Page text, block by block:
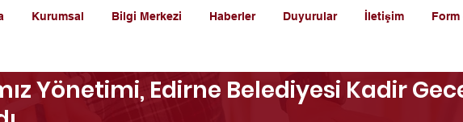
Kurumsal Bilgi Merkezi Haberler Duyurular İletişim
Yönetimi, Edirne Belediyesi Kadir